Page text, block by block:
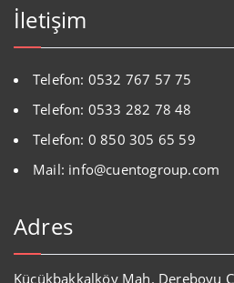
İletişim
Telefon: 0532 767 57 75
Telefon: 0533 282 78 48
Telefon: 0 850 305 65 59
Mail: info@cuentogroup.com
Adres
Küçükbakkalköy Mah. Dereboyu